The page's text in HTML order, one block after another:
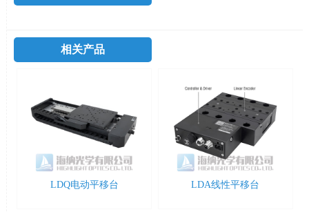
相关产品
LDQ电动平移台 LDA线性平移台